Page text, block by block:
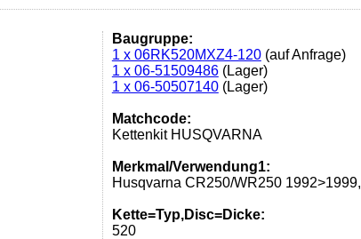
Baugruppe:
1 x 06RK520MXZ4-120(auf Anfrage)
1 x 06-51509486(Lager)
1 x 06-50507140(Lager)
Matchcode:
Kettenkit HUSQVARNA
Merkmal/Verwendung1:
Husqvarna CR250/WR250 1992>1999,
Kette=Typ,Disc=Dicke:
520